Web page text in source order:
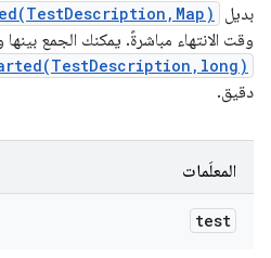
بديل
وقت الانتهاء مباشرةً. يمكنك الجمع بينها
دقيق.
المعلَمات
test